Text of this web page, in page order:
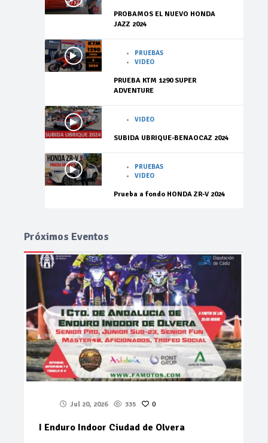
PROBAMOS EL NUEVO HONDA
JAZZ 2024
PRUEBAS
VIDEO
PRUEBA KTM 1290 SUPER
ADVENTURE
VIDEO
SUBIDA UBRIQUE-BENAOCAZ 2024
PRUEBAS
VIDEO
Prueba a fondo HONDA ZR-V 2024
Próximos Eventos
Jul 20, 2026 335 0
I Enduro Indoor Ciudad de Olvera